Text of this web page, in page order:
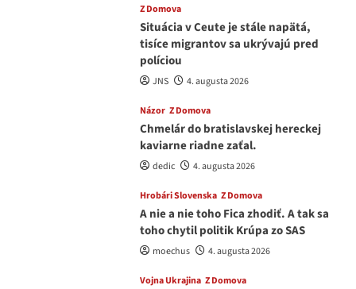
Z Domova
Situácia v Ceute je stále napätá,
tisíce migrantov sa ukrývajú pred
políciou
JNS 4. augusta 2026
Názor Z Domova
Chmelár do bratislavskej hereckej
kaviarne riadne zaťal.
dedic 4. augusta 2026
Hrobári Slovenska Z Domova
A nie a nie toho Fica zhodiť. A tak sa
toho chytil politik Krúpa zo SAS
moechus 4. augusta 2026
Vojna Ukrajina Z Domova